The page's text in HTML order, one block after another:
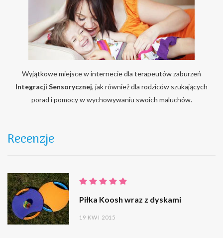
Wyjątkowe miejsce w internecie dla terapeutów zaburzeń
Integracji Sensorycznej, jak również dla rodziców szukających
porad i pomocy w wychowywaniu swoich maluchów.
Recenzje
Piłka Koosh wraz z dyskami
19 KWI 2015